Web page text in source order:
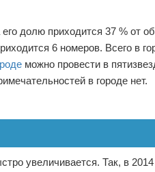
долю приходится 37 % от
6 номеров. Всего в
можно провести в
в городе нет.
увеличивается. Так, в